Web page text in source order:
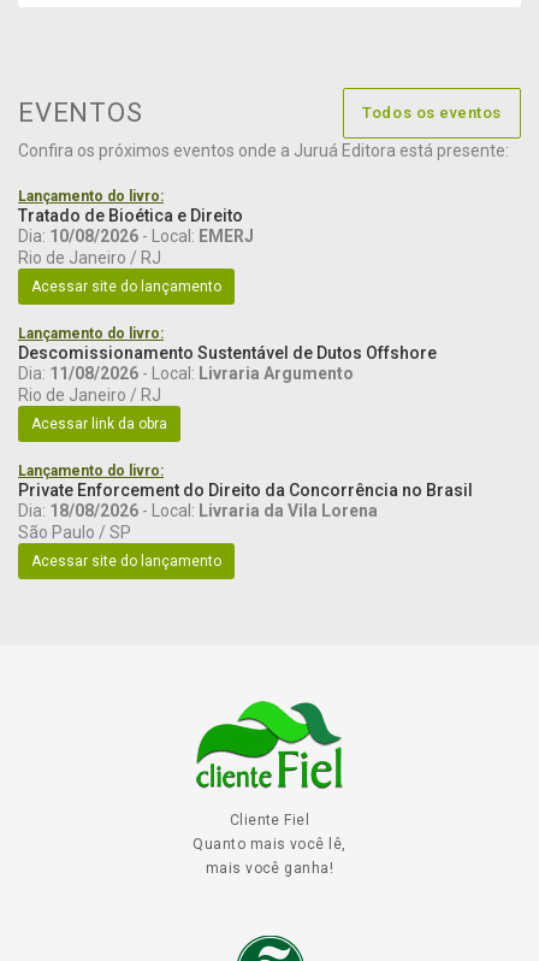
EVENTOS Todos os eventos
Confira os próximos eventos onde a Juruá Editora está presente:
Lançamento do livro:
Tratado de Bioética e Direito
Dia: 10/08/2026 - Local: EMERJ
Rio de Janeiro / RJ
Acessar site do lançamento
Lançamento do livro:
Descomissionamento Sustentável de Dutos Offshore
Dia: 11/08/2026 - Local: Livraria Argumento
Rio de Janeiro / RJ
Acessar link da obra
Lançamento do livro:
Private Enforcement do Direito da Concorrência no Brasil
Dia: 18/08/2026 - Local: Livraria da Vila Lorena
São Paulo / SP
Acessar site do lançamento
Cliente Fiel
Quanto mais você lê,
mais você ganha!